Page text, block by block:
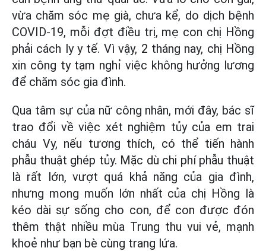
vừa chăm sóc mẹ già, chưa kể, do dịch bệnh
COVID-19, mỗi đợt điều trị, mẹ con chị Hồng
phải cách ly y tế. Vì vậy, 2 tháng nay, chị Hồng
xin công ty tạm nghỉ việc không hưởng lương
để chăm sóc gia đình.
Qua tâm sự của nữ công nhân, mới đây, bác sĩ
trao đổi về việc xét nghiệm tủy của em trai
cháu Vy, nếu tương thích, có thể tiến hành
phẫu thuật ghép tủy. Mặc dù chi phí phẫu thuật
là rất lớn, vượt quá khả năng của gia đình,
nhưng mong muốn lớn nhất của chị Hồng là
kéo dài sự sống cho con, để con được đón
thêm thật nhiều mùa Trung thu vui vẻ, mạnh
khoẻ như bạn bè cùng trang lứa.